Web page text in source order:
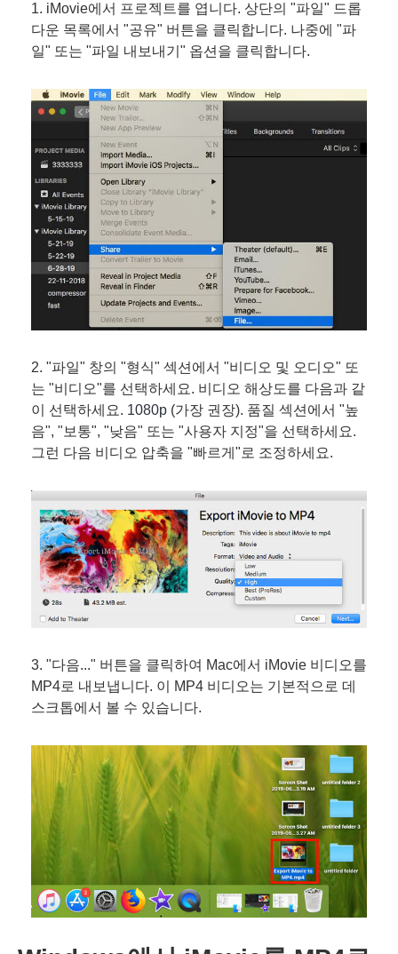
1. iMovie에서 프로젝트를 엽니다. 상단의 "파일" 드롭
다운 목록에서 "공유" 버튼을 클릭합니다. 나중에 "파
일" 또는 "파일 내보내기" 옵션을 클릭합니다.
2. "파일" 창의 "형식" 섹션에서 "비디오 및 오디오" 또
는 "비디오"를 선택하세요. 비디오 해상도를 다음과 같
이 선택하세요. 1080p (가장 권장). 품질 섹션에서 "높
음", "보통", "낮음" 또는 "사용자 지정"을 선택하세요.
그런 다음 비디오 압축을 "빠르게"로 조정하세요.
3. "다음..." 버튼을 클릭하여 Mac에서 iMovie 비디오를
MP4로 내보냅니다. 이 MP4 비디오는 기본적으로 데
스크톱에서 볼 수 있습니다.